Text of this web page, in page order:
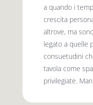
a quando i
crescita
altrove, ma
legato a quelle
consuetudini
tavola come
privilegiate.